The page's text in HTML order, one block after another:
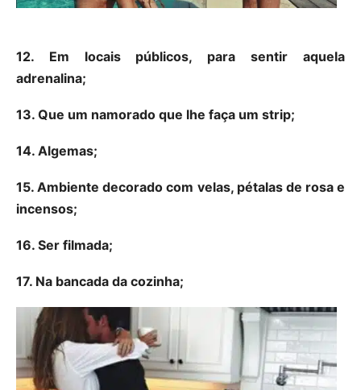
12. Em locais públicos, para sentir aquela
adrenalina;
13. Que um namorado que lhe faça um strip;
14. Algemas;
15. Ambiente decorado com velas, pétalas de rosa e
incensos;
16. Ser filmada;
17. Na bancada da cozinha;